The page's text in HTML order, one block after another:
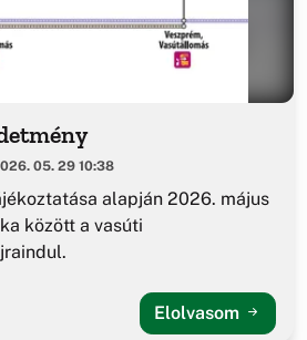
05. 29 10:38
alapján 2026. május
között a vasúti
Elolvasom